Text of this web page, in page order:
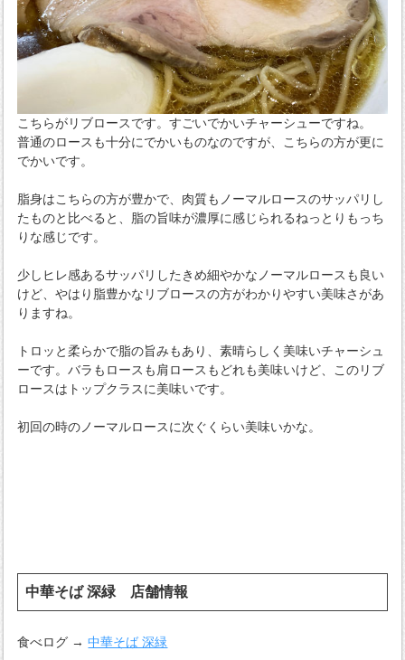
こちらがリブロースです。すごいでかいチャーシューですね。
普通のロースも十分にでかいものなのですが、こちらの方が更に
でかいです。
脂身はこちらの方が豊かで、肉質もノーマルロースのサッパリし
たものと比べると、脂の旨味が濃厚に感じられるねっとりもっち
りな感じです。
少しヒレ感あるサッパリしたきめ細やかなノーマルロースも良い
けど、やはり脂豊かなリブロースの方がわかりやすい美味さがあ
りますね。
トロッと柔らかで脂の旨みもあり、素晴らしく美味いチャーシュ
ーです。バラもロースも肩ロースもどれも美味いけど、このリブ
ロースはトップクラスに美味いです。
初回の時のノーマルロースに次ぐくらい美味いかな。
中華そば 深緑 店舗情報
食べログ →中華そば 深緑